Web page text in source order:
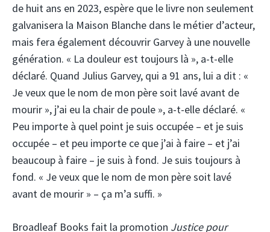
de huit ans en 2023, espère que le livre non seulement
galvanisera la Maison Blanche dans le métier d’acteur,
mais fera également découvrir Garvey à une nouvelle
génération. « La douleur est toujours là », a-t-elle
déclaré. Quand Julius Garvey, qui a 91 ans, lui a dit : «
Je veux que le nom de mon père soit lavé avant de
mourir », j’ai eu la chair de poule », a-t-elle déclaré. «
Peu importe à quel point je suis occupée – et je suis
occupée – et peu importe ce que j’ai à faire – et j’ai
beaucoup à faire – je suis à fond. Je suis toujours à
fond. « Je veux que le nom de mon père soit lavé
avant de mourir » – ça m’a suffi. »
Broadleaf Books fait la promotion Justice pour